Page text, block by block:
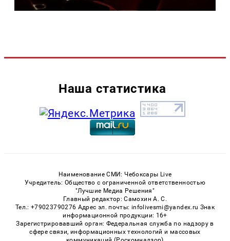
Наша статистика
Наименование СМИ: Чебоксары Live
Учредитель: Общество с ограниченной ответственностью
"Лучшие Медиа Решения"
Главный редактор: Самохин А. С.
Тел.: +79023790276 Адрес эл. почты: infolivesmi@yandex.ru Знак
информационной продукции: 16+
Зарегистрировавший орган: Федеральная служба по надзору в
сфере связи, информационных технологий и массовых